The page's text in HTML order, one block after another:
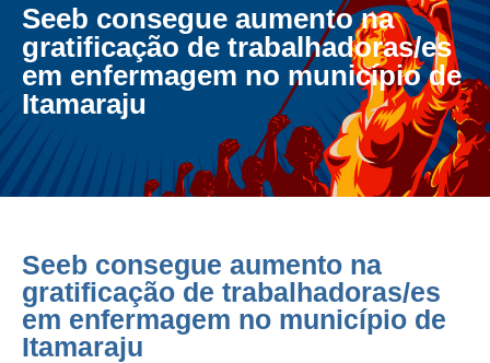
Seeb consegue aumento na
gratificação de trabalhadoras/es
em enfermagem no município de
Itamaraju
Seeb consegue aumento na
gratificação de trabalhadoras/es
em enfermagem no município de
Itamaraju